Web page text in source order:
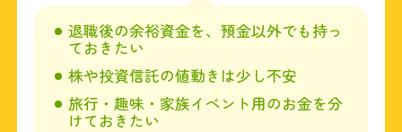
退職後の余裕資金を、預金以外でも持っ
ておきたい
株や投資信託の値動きは少し不安
旅行・趣味・家族イベント用のお金を分
けておきたい